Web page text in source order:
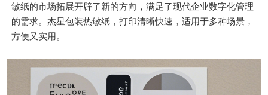
敏纸的市场拓展开辟了新的方向，满足了现代企业数字化管理
的需求。杰星包装热敏纸，打印清晰快速，适用于多种场景，
方便又实用。